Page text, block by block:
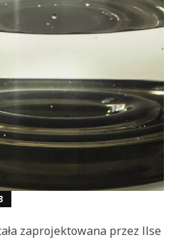
zaprojektowana przez Ilse